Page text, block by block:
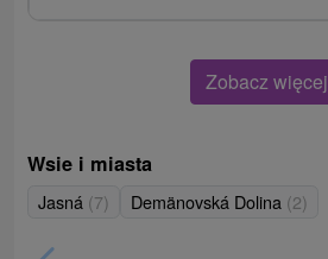
Zobacz więcej
Wsie i miasta
Jasná (7) Demänovská Dolina (2)